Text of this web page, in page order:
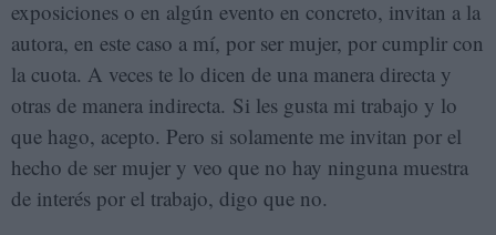
exposiciones o en algún evento en concreto, invitan a la
autora, en este caso a mí, por ser mujer, por cumplir con
la cuota. A veces te lo dicen de una manera directa y
otras de manera indirecta. Si les gusta mi trabajo y lo
que hago, acepto. Pero si solamente me invitan por el
hecho de ser mujer y veo que no hay ninguna muestra
de interés por el trabajo, digo que no.